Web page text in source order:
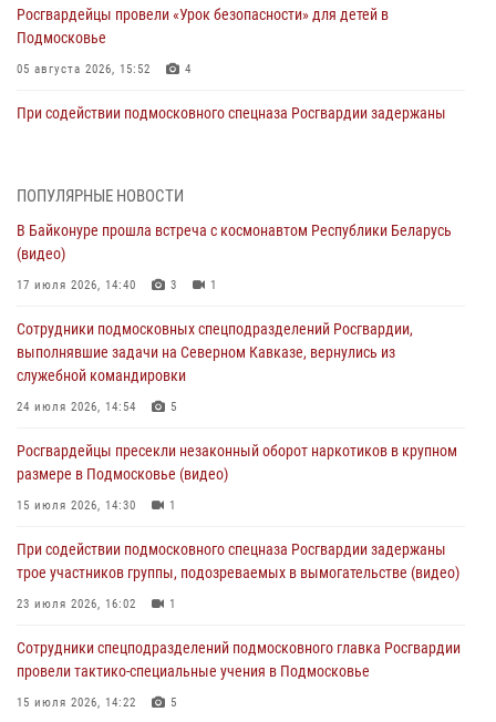
Росгвардейцы провели «Урок безопасности» для детей в
Подмосковье
05 августа 2026, 15:52 4
При содействии подмосковного спецназа Росгвардии задержаны
05 августа 2026, 15:48 1
Сотрудники спецподразделения подмосковного главка Росгвардии
отработали навыки огневой подготовки на комплексных учениях
04 августа 2026, 12:21
За прошедший месяц росгвардейцы 7386 раз выезжали по
сигналам «Тревога» с охраняемых объектов в Подмосковье
04 августа 2026, 12:15
(видео)
03 августа 2026, 15:32 1
«семейным подрядом» в Подмосковье (видео)
03 августа 2026, 15:08
ПОПУЛЯРНЫЕ НОВОСТИ
В Байконуре прошла встреча с космонавтом Республики Беларусь
(видео)
17 июля 2026, 14:40 3 1
Сотрудники подмосковных спецподразделений Росгвардии,
выполнявшие задачи на Северном Кавказе, вернулись из
служебной командировки
24 июля 2026, 14:54 5
Росгвардейцы пресекли незаконный оборот наркотиков в крупном
размере в Подмосковье (видео)
15 июля 2026, 14:30 1
При содействии подмосковного спецназа Росгвардии задержаны
трое участников группы, подозреваемых в вымогательстве (видео)
23 июля 2026, 16:02 1
Сотрудники спецподразделений подмосковного главка Росгвардии
провели тактико-специальные учения в Подмосковье
15 июля 2026, 14:22 5